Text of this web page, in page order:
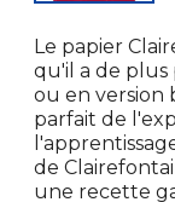
Le papier
qu'il a de plus
ou en version
parfait de
de
une recette